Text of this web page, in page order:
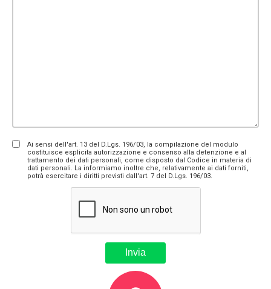
Ai sensi dell'art. 13 del D.Lgs. 196/03, la compilazione del modulo
costituisce esplicita autorizzazione e consenso alla detenzione e al
trattamento dei dati personali, come disposto dal Codice in materia di
dati personali. La informiamo inoltre che, relativamente ai dati forniti,
potrà esercitare i diritti previsti dall'art. 7 del D.Lgs. 196/03.